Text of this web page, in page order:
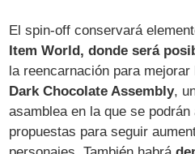
El spin-off conservará
Item World, donde será
la reencarnación para
Dark Chocolate Assembly,
asamblea en la que se podrán
propuestas para seguir